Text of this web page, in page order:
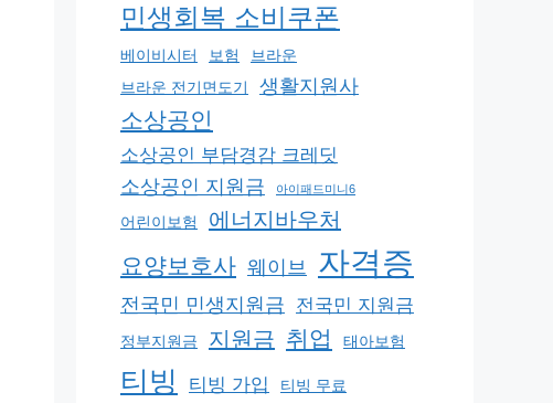
민생회복 소비쿠폰
베이비시터 보험
브라운
브라운 전기면도기
생활지원사
소상공인
소상공인 부담경감 크레딧
소상공인 지원금 아이패드미니6
어린이보험 에너지바우처
요양보호사 웨이브 자격증
전국민 민생지원금 전국민 지원금
정부지원금 지원금 취업 태아보험
티빙 티빙 가입 티빙 무료